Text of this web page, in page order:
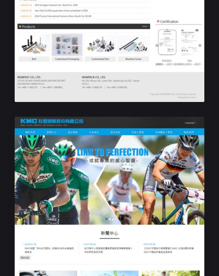
商業攝影、網頁設計專案規劃
峻拓公司